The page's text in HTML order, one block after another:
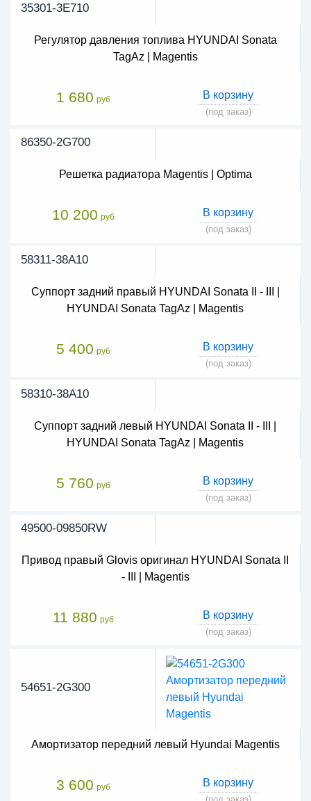
35301-3E710
Регулятор давления топлива HYUNDAI Sonata
TagAz | Magentis
1 680 руб В корзину
(под заказ)
86350-2G700
Решетка радиатора Magentis | Optima
10 200 руб В корзину
(под заказ)
58311-38A10
Суппорт задний правый HYUNDAI Sonata II - III |
HYUNDAI Sonata TagAz | Magentis
5 400 руб В корзину
(под заказ)
58310-38A10
Суппорт задний левый HYUNDAI Sonata II - III |
HYUNDAI Sonata TagAz | Magentis
5 760 руб В корзину
(под заказ)
49500-09850RW
Привод правый Glovis оригинал HYUNDAI Sonata II
- III | Magentis
11 880 руб В корзину
(под заказ)
54651-2G300
Амортизатор передний левый Hyundai Magentis
3 600 руб В корзину